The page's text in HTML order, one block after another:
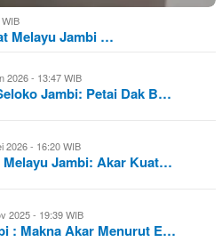
Melayu Jambi …
2026 - 13:47 WIB
Jambi: Petai Dak B…
2026 - 16:20 WIB
Melayu Jambi: Akar Kuat…
2025 - 19:39 WIB
: Makna Akar Menurut E…